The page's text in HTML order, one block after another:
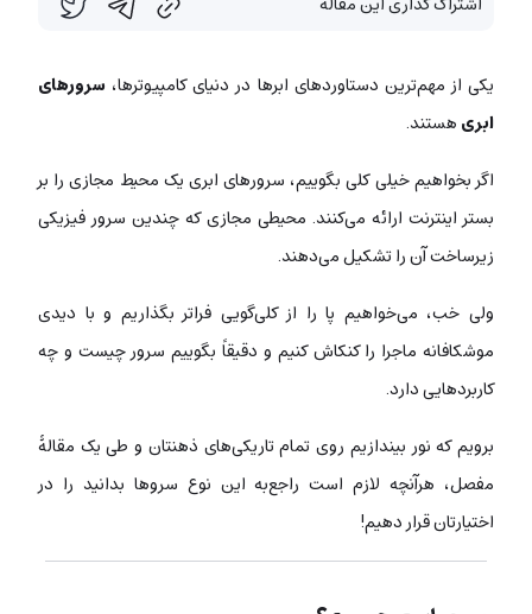
یکی از مهم‌ترین دستاوردهای ابرها در دنیای کامپیوترها، سرورهای
ابریهستند.
اگر بخواهیم خیلی کلی بگوییم، سرورهای ابری یک محیط مجازی را بر
بستر اینترنت ارائه می‌کنند. محیطی مجازی که چندین سرور فیزیکی
زیرساخت آن را تشکیل می‌دهند.
ولی خب، می‌خواهیم پا را از کلی‌گویی فراتر بگذاریم و با دیدی
موشکافانه ماجرا را کنکاش کنیم و دقیقاً بگوییم سرور چیست و چه
کاربردهایی دارد.
برویم که نور بیندازیم روی تمام تاریکی‌های ذهنتان و طی یک مقالۀ
مفصل، هرآنچه لازم است راجع‌به این نوع سروها بدانید را در
اختیارتان قرار دهیم!